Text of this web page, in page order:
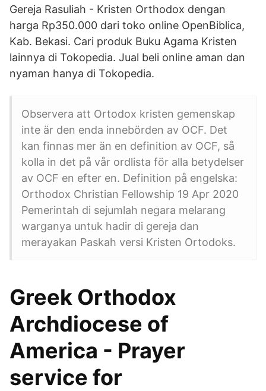
Gereja Rasuliah - Kristen Orthodox dengan
harga Rp350.000 dari toko online OpenBiblica,
Kab. Bekasi. Cari produk Buku Agama Kristen
lainnya di Tokopedia. Jual beli online aman dan
nyaman hanya di Tokopedia.
Observera att Ortodox kristen gemenskap
inte är den enda innebörden av OCF. Det
kan finnas mer än en definition av OCF, så
kolla in det på vår ordlista för alla betydelser
av OCF en efter en. Definition på engelska:
Orthodox Christian Fellowship 19 Apr 2020
Pemerintah di sejumlah negara melarang
warganya untuk hadir di gereja dan
merayakan Paskah versi Kristen Ortodoks.
Greek Orthodox
Archdiocese of
America - Prayer
service for